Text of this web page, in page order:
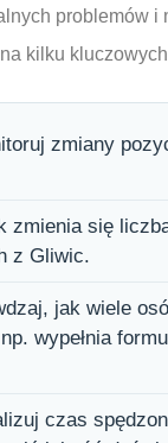
problemów i
kilku
zmiany
zmienia się
z Gliwic.
jak wiele
wypełnia
czas